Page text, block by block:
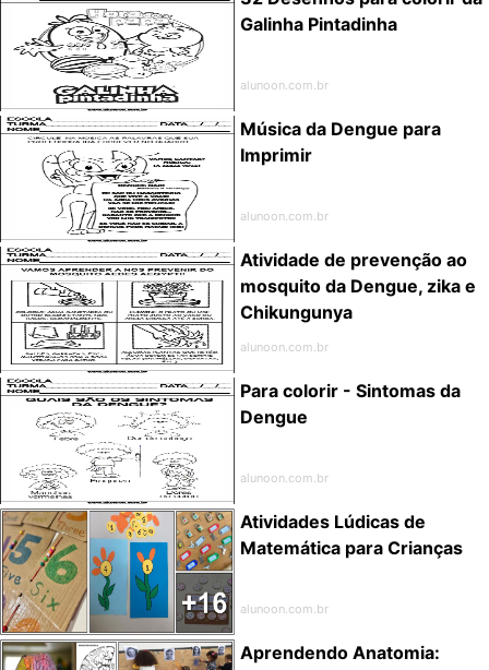
Galinha Pintadinha
alunoon.com.br
Música da Dengue para
Imprimir
alunoon.com.br
Atividade de prevenção ao
mosquito da Dengue, zika e
Chikungunya
alunoon.com.br
Para colorir - Sintomas da
Dengue
alunoon.com.br
Atividades Lúdicas de
Matemática para Crianças
alunoon.com.br
Aprendendo Anatomia: